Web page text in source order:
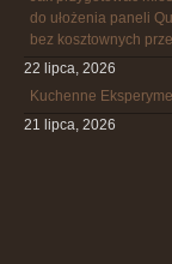
do ułożenia paneli
bez kosztownych
22 lipca, 2026
Kuchenne
21 lipca, 2026